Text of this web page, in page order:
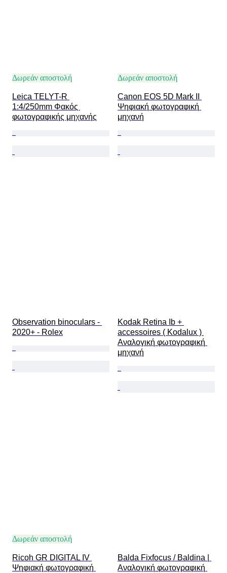
Δωρεάν αποστολή
Leica TELYT-R
1:4/250mm Φακός
φωτογραφικής μηχανής
Δωρεάν αποστολή
Canon EOS 5D Mark II
Ψηφιακή φωτογραφική
μηχανή
Observation binoculars -
2020+ - Rolex
Kodak Retina Ib +
accessoires ( Kodalux )
Αναλογική φωτογραφική
μηχανή
Δωρεάν αποστολή
Ricoh GR DIGITAL IV
Ψηφιακή φωτογραφική
Balda Fixfocus / Baldina |
Αναλογική φωτογραφική